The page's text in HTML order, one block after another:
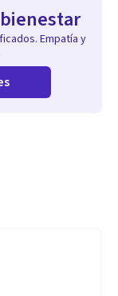
Empatía y